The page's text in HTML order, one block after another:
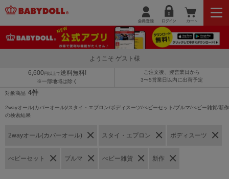
ようこそ ゲスト様
6,600 円以上で送料無料!
※一部地域は除く
ご注文後、翌営業日から
3〜5営業日以内に出荷予定
対象商品 4件
2wayオール(カバーオール)/スタイ・エプロン/ボディスーツ/べビーセット/ブルマ/べビー雑貨/新作
の検索結果
2wayオール(カバーオール) スタイ・エプロン ボディスーツ
べビーセット ブルマ べビー雑貨 新作